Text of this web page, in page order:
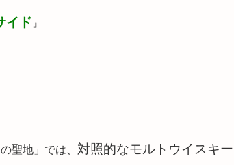
イド 』
聖地」では、 対照的なモルトウイスキー